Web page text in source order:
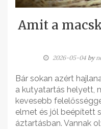
Amit a
2026-05-04 by
Bár sokan azért
a kutyatartás helyett,
kevesebb
elmet és jól beépített
áztartásban. Vannak